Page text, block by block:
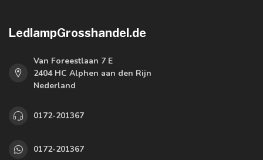
LedlampGrosshandel.de
Van Foreestlaan 7 E
2404 HC Alphen aan den Rijn
Nederland
0172-201367
0172-201367